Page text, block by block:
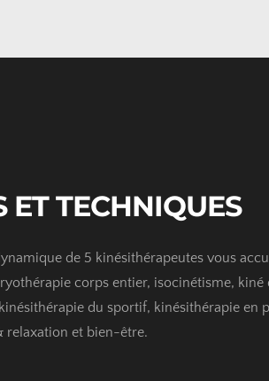
ET TECHNIQUES
de 5 kinésithérapeutes vous
corps entier, isocinétisme,
du sportif, kinésithérapie
relaxation et bien-être.